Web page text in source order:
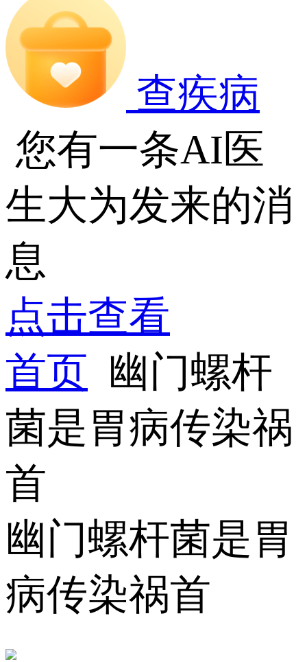
查疾病
您有一条AI医
生大为发来的消
息
点击查看
首页 幽门螺杆
菌是胃病传染祸
首
幽门螺杆菌是胃
病传染祸首